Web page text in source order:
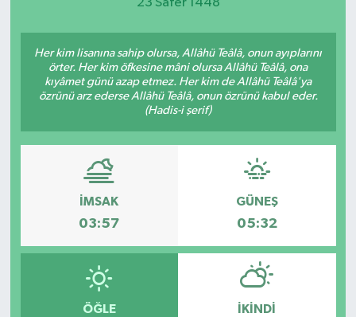
Her kim lisanına sahip olursa, Allâhü Teâlâ, onun ayıplarını
örter. Her kim öfkesine mâni olursa Allâhü Teâlâ, ona
kıyâmet günü azap etmez. Her kim de Allâhü Teâlâ'ya
özrünü arz ederse Allâhü Teâlâ, onun özrünü kabul eder.
(Hadis-i şerif)
İMSAK
03:57
GÜNEŞ
05:32
ÖĞLE İKINDI